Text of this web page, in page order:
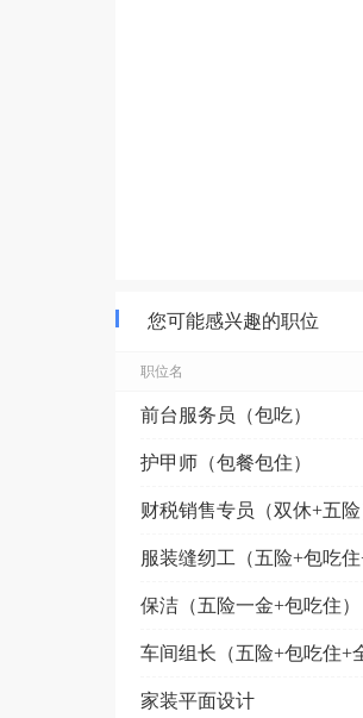
您可能感兴趣的职位
职位名
前台服务员（包吃）
护甲师（包餐包住）
财税销售专员（双休+五险
保洁（五险一金+包吃住）
家装平面设计